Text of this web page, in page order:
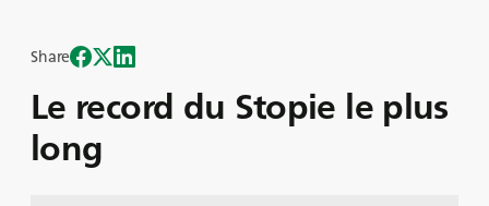
Le record du Stopie le plus
long
Share